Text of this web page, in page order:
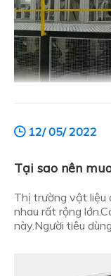
12/ 05/ 2022
Tại sao nên
Thị trường vật liệu
nhau rất rộng
này.Người tiêu
vậy, tại sao nên
lược: Tại sao nên